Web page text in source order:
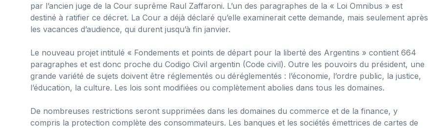
par l’ancien juge de la Cour suprême Raul Zaffaroni. L’un des paragraphes de la « Loi Omnibus » est
destiné à ratifier ce décret. La Cour a déjà déclaré qu’elle examinerait cette demande, mais seulement après
les vacances d’audience, qui durent jusqu’à fin janvier.
Le nouveau projet intitulé « Fondements et points de départ pour la liberté des Argentins » contient 664
paragraphes et est donc proche du Codigo Civil argentin (Code civil). Outre les pouvoirs du président, une
grande variété de sujets doivent être réglementés ou déréglementés : l’économie, l’ordre public, la justice,
l’éducation, la culture. Les lois sont modifiées ou complètement abolies dans tous les domaines.
De nombreuses restrictions seront supprimées dans les domaines du commerce et de la finance, y
compris la protection complète des consommateurs. Les banques et les sociétés émettrices de cartes de